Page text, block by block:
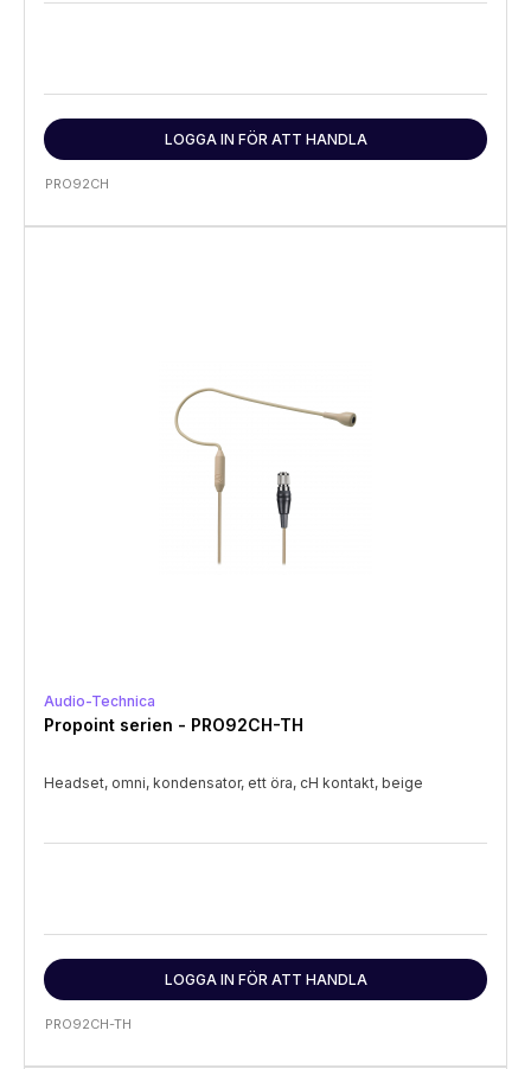
LOGGA IN FÖR ATT HANDLA
PRO92CH
Audio-Technica
Propoint serien - PRO92CH-TH
Headset, omni, kondensator, ett öra, cH kontakt, beige
LOGGA IN FÖR ATT HANDLA
PRO92CH-TH